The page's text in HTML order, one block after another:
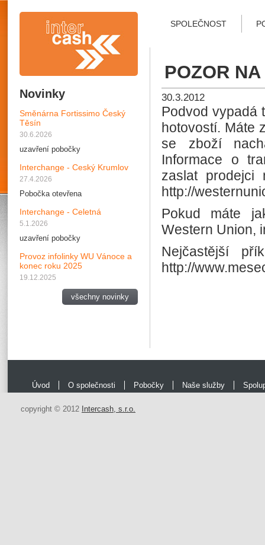
SPOLEČNOST
Novinky
Směnárna Fortissimo Český
Těsín
30.6.2026
uzavření pobočky
Interchange - Ceský Krumlov
27.4.2026
Pobočka otevřena
Interchange - Celetná
5.1.2026
uzavření pobočky
Provoz infolinky WU Vánoce a
konec roku 2025
19.12.2025
všechny novinky
POZOR
30.3.2012
Podvod vypadá
hotovostí. Máte
se zboží
Informace o
zaslat prodejci
http://
Pokud máte
Western Union,
Nejčastější
http://
Úvod O společnosti Pobočky Naše služby
copyright © 2012 Intercash, s.r.o.